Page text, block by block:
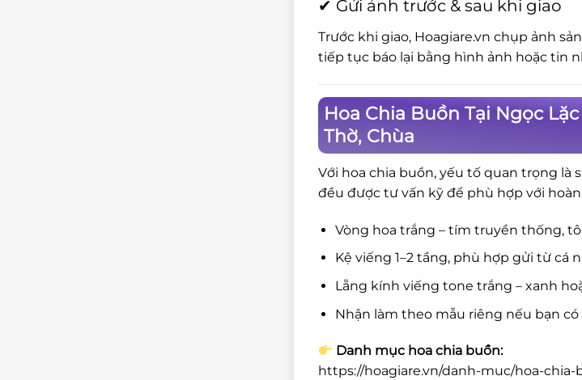
✔ Gửi ảnh trước & sau khi giao
Trước khi giao, Hoagiare.vn chụp ảnh
tiếp tục báo lại bằng hình ảnh hoặc tin
Hoa Chia Buồn Tại Ngọc
Thờ, Chùa
Với hoa chia buồn, yếu tố quan trọng là
đều được tư vấn kỹ để phù hợp với
Vòng hoa trắng – tím truyền thống,
Kệ viếng 1–2 tầng, phù hợp gửi từ cá
Lẵng kính viếng tone trắng – xanh
Nhận làm theo mẫu riêng nếu bạn
Danh mục hoa chia buồn:
https://hoagiare.vn/danh-muc/hoa-chia-